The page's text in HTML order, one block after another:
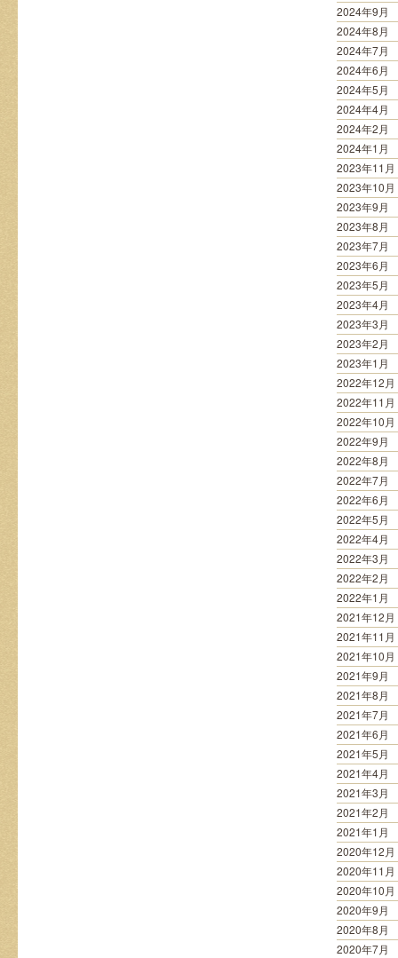
2024年9月
2024年8月
2024年7月
2024年6月
2024年5月
2024年4月
2024年2月
2024年1月
2023年11月
2023年10月
2023年9月
2023年8月
2023年7月
2023年6月
2023年5月
2023年4月
2023年3月
2023年2月
2023年1月
2022年12月
2022年11月
2022年10月
2022年9月
2022年8月
2022年7月
2022年6月
2022年5月
2022年4月
2022年3月
2022年2月
2022年1月
2021年12月
2021年11月
2021年10月
2021年9月
2021年8月
2021年7月
2021年6月
2021年5月
2021年4月
2021年3月
2021年2月
2021年1月
2020年12月
2020年11月
2020年10月
2020年9月
2020年8月
2020年7月